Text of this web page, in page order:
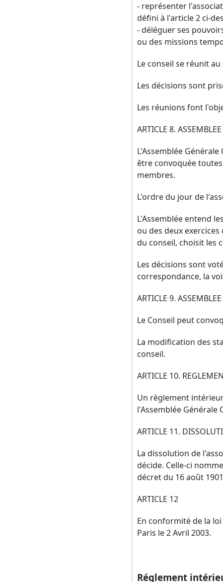
- représenter
défini à l'article 2 ci-
- déléguer ses
ou des missions
Le conseil se réunit
Les décisions sont
Les réunions font
ARTICLE 8.
L'Assemblée
être convoquée
membres.
L'ordre du jour de
L'Assemblée entend
ou des deux
du conseil, choisit les
Les décisions sont
correspondance, la
ARTICLE 9.
Le Conseil peut
La modification des
conseil.
ARTICLE 10.
Un règlement
l'Assemblée Générale
ARTICLE 11.
La dissolution de
décide. Celle-ci
décret du 16 août
ARTICLE 12
En conformité de la
Paris le 2 Avril 2003.
Réglement